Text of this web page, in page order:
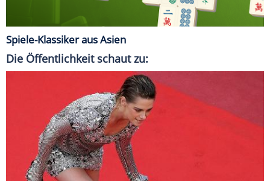
Spiele-Klassiker aus Asien
Die Öffentlichkeit schaut zu: